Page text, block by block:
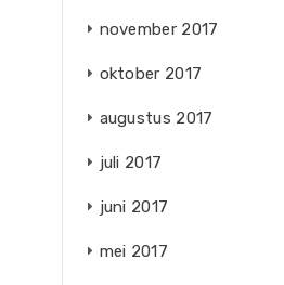
november 2017
oktober 2017
augustus 2017
juli 2017
juni 2017
mei 2017